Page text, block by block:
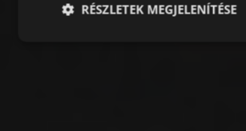
RÉSZLETEK MEGJELENÍTÉSE